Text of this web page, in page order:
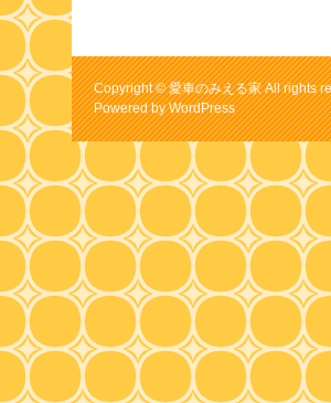
Copyright © 愛車のみえる家 All rights
Powered byWordPress